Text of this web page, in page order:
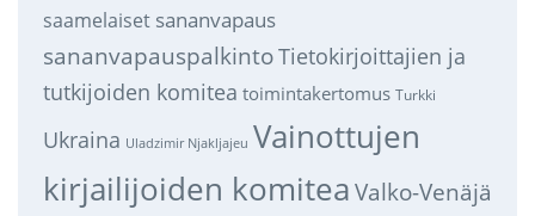
saamelaiset sananvapaus
sananvapauspalkintoTietokirjoittajien ja
tutkijoiden komitea toimintakertomus Turkki
Ukraina Uladzimir Njakljajeu Vainottujen
kirjailijoiden komitea Valko-Venäjä